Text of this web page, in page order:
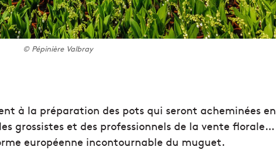
© Pépinière Valbray
à la préparation des pots qui seront acheminées en
grossistes et des professionnels de la vente florale…
européenne incontournable du muguet.